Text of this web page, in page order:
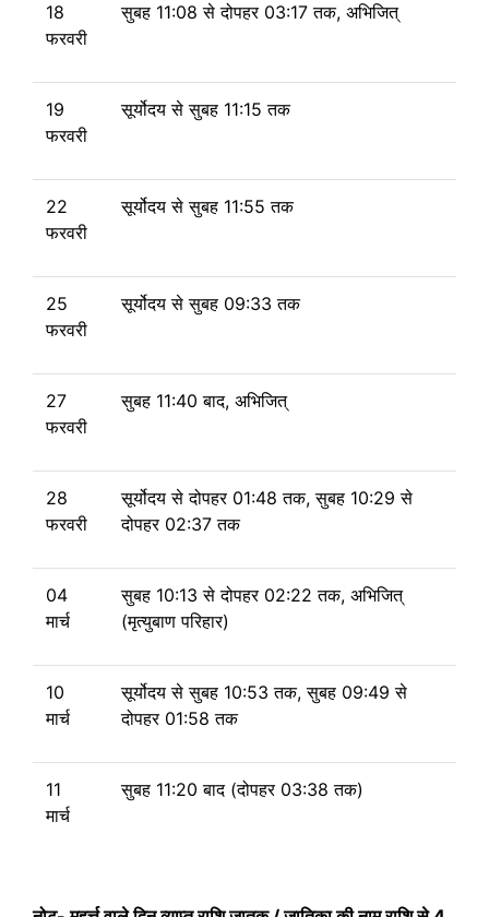
18
फरवरी
सुबह 11:08सेदोपहर 03:17 तक, अभिजित्
19
फरवरी
सूर्योदय सेसुबह 11:15 तक
22
फरवरी
सूर्योदय सेसुबह 11:55 तक
25
फरवरी
सूर्योदय सेसुबह 09:33 तक
27
फरवरी
सुबह 11:40 बाद, अभिजित्
28
फरवरी
सूर्योदय सेदोपहर 01:48 तक, सुबह 10:29से
दोपहर 02:37 तक
04
मार्च
सुबह 10:13सेदोपहर 02:22 तक, अभिजित्
(मृत्युबाण परिहार)
10
मार्च
सूर्योदय सेसुबह 10:53 तक, सुबह 09:49से
दोपहर 01:58 तक
11
मार्च
सुबह 11:20 बाद (दोपहर 03:38 तक)